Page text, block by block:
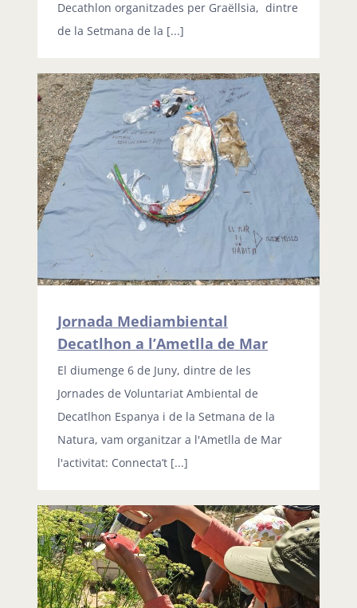
Decathlon organitzades per Graëllsia, dintre
de la Setmana de la [...]
Jornada Mediambiental
Decatlhon a l’Ametlla de Mar
El diumenge 6 de Juny, dintre de les
Jornades de Voluntariat Ambiental de
Decatlhon Espanya i de la Setmana de la
Natura, vam organitzar a l'Ametlla de Mar
l'activitat: Connecta’t [...]